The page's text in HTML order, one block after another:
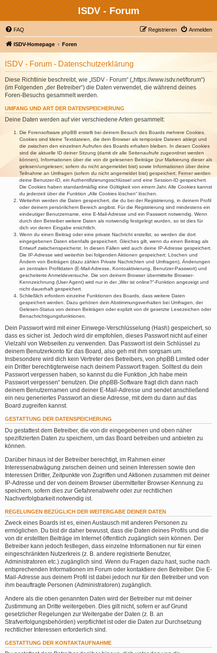
ISDV - Forum
FAQ Anmelden
Registrieren
ISDV-Homepage Foren
ISDV - Forum - Datenschutzerklärung
Diese Richtlinie beschreibt, wie „ISDV - Forum“ („https://www.isdv.net/forum“)
(im Folgenden „der Betreiber“) die Daten verwendet, die während deines
Foren-Besuchs gesammelt werden.
UMFANG UND ART DER DATENSPEICHERUNG
Deine Daten werden auf vier verschiedene Arten gesammelt:
Die Forensoftware phpBB erstellt bei deinem Besuch des Boards mehrere Cookies.
Cookies sind kleine Textdateien, die dein Browser als temporäre Dateien ablegt und
die zwischen den einzelnen Aufrufen des Boards erhalten bleiben. In diesen Cookies
sind die aktuelle ID deiner Sitzung (damit dir alle Seitenaufrufe zugeordnet werden
können), Informationen über die von dir gelesenen Beiträge (zur Markierung dieser als
gelesen/ungelesen; sofern du nicht angemeldet bist) sowie Informationen über deine
Teilnahme an Umfragen (sofern du nicht angemeldet bist) gespeichert. Ferner werden
deine Benutzer-ID, ein Authentifizierungsschlüssel und eine Session-ID gespeichert.
Die Cookies haben standardmäßig eine Gültigkeit von einem Jahr. Alle Cookies kannst
du jederzeit über die Funktion „Alle Cookies löschen“ löschen.
Weiterhin werden die Daten gespeichert, die du bei der Registrierung, in deinem Profil
oder deinem persönlichem Bereich angibst. Für die Registrierung sind mindestens ein
eindeutiger Benutzername, eine E-Mail-Adresse und ein Passwort notwendig. Wenn
durch den Betreiber weitere Daten als notwendig festgelegt wurden, so ist dies für
dich vor deren Eingabe ersichtlich.
Wenn du einen Beitrag oder eine private Nachricht erstellst, so werden die dort
eingegebenen Daten ebenfalls gespeichert. Gleiches gilt, wenn du einen Beitrag als
Entwurf zwischenspeicherst. In diesen Fällen wird auch deine IP-Adresse gespeichert.
Die IP-Adresse wird weiterhin bei folgenden Aktionen gespeichert: Löschen und
Ändern von Beiträgen (dazu zählen Private Nachrichten und Umfragen), Änderungen
an zentralen Profildaten (E-Mail-Adresse, Kontoaktivierung, Benutzer-Passwort) und
gescheiterte Anmeldeversuche. Die von deinem Browser übermittelte Browser-
Kennzeichnung (User Agent) wird nur in der „Wer ist online?“-Funktion angezeigt und
nicht dauerhaft gespeichert.
Schließlich erfordern einzelne Funktionen des Boards, dass weitere Daten
gespeichert werden. Dazu gehören dein Abstimmungsverhalten bei Umfragen, der
Gelesen-Status von deinen Beiträgen oder explizit von dir gesetzte Lesezeichen oder
Benachrichtigungsfunktionen.
Dein Passwort wird mit einer Einwege-Verschlüsselung (Hash) gespeichert, so
dass es sicher ist. Jedoch wird dir empfohlen, dieses Passwort nicht auf einer
Vielzahl von Webseiten zu verwenden. Das Passwort ist dein Schlüssel zu
deinem Benutzerkonto für das Board, also geh mit ihm sorgsam um.
Insbesondere wird dich kein Vertreter des Betreibers, von phpBB Limited oder
ein Dritter berechtigterweise nach deinem Passwort fragen. Solltest du dein
Passwort vergessen haben, so kannst du die Funktion „Ich habe mein
Passwort vergessen“ benutzen. Die phpBB-Software fragt dich dann nach
deinem Benutzernamen und deiner E-Mail-Adresse und sendet anschließend
ein neu generiertes Passwort an diese Adresse, mit dem du dann auf das
Board zugreifen kannst.
GESTATTUNG DER DATENSPEICHERUNG
Du gestattest dem Betreiber, die von dir eingegebenen und oben näher
spezifizierten Daten zu speichern, um das Board betreiben und anbieten zu
können.
Darüber hinaus ist der Betreiber berechtigt, im Rahmen einer
Interessenabwägung zwischen deinen und seinen Interessen sowie den
Interessen Dritter, Zeitpunkte von Zugriffen und Aktionen zusammen mit deiner
IP-Adresse und der von deinem Browser übermittelter Browser-Kennung zu
speichern, sofern dies zur Gefahrenabwehr oder zur rechtlichen
Nachverfolgbarkeit notwendig ist.
REGELUNGEN BEZÜGLICH DER WEITERGABE DEINER DATEN
Zweck eines Boards ist es, einen Austausch mit anderen Personen zu
ermöglichen. Du bist dir daher bewusst, dass die Daten deines Profils und die
von dir erstellten Beiträge im Internet öffentlich zugänglich sein können. Der
Betreiber kann jedoch festlegen, dass einzelne Informationen nur für einen
eingeschränkten Nutzerkreis (z. B. andere registrierte Benutzer,
Administratoren etc.) zugänglich sind. Wenn du Fragen dazu hast, suche nach
entsprechenden Informationen im Forum oder kontaktiere den Betreiber. Die E-
Mail-Adresse aus deinem Profil ist dabei jedoch nur für den Betreiber und von
ihm beauftragte Personen (Administratoren) zugänglich.
Andere als die oben genannten Daten wird der Betreiber nur mit deiner
Zustimmung an Dritte weitergeben. Dies gilt nicht, sofern er auf Grund
gesetzlicher Regelungen zur Weitergabe der Daten (z. B. an
Strafverfolgungsbehörden) verpflichtet ist oder die Daten zur Durchsetzung
rechtlicher Interessen erforderlich sind.
GESTATTUNG DER KONTAKTAUFNAHME